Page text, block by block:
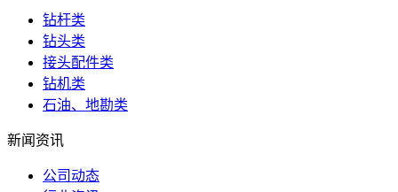
钻杆类
钻头类
接头配件类
钻机类
石油、地勘类
新闻资讯
公司动态